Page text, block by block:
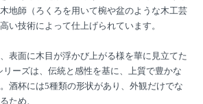
地師（ろくろを用いて椀や盆のような木工芸
い技術によって仕上げられています。
表面に木目が浮かび上がる様を華に見立てた
リーズは、伝統と感性を基に、上質で豊かな
酒杯には5種類の形状があり、外観だけでな
ため、